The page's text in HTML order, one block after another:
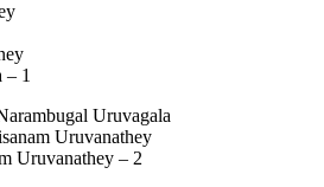
– 1
Uruvagala
Uruvanathey
Uruvanathey – 2